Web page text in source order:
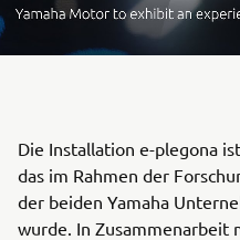
Die Installation e-plegona
das im Rahmen der
der beiden Yamaha
wurde. In Zusammenarbeit